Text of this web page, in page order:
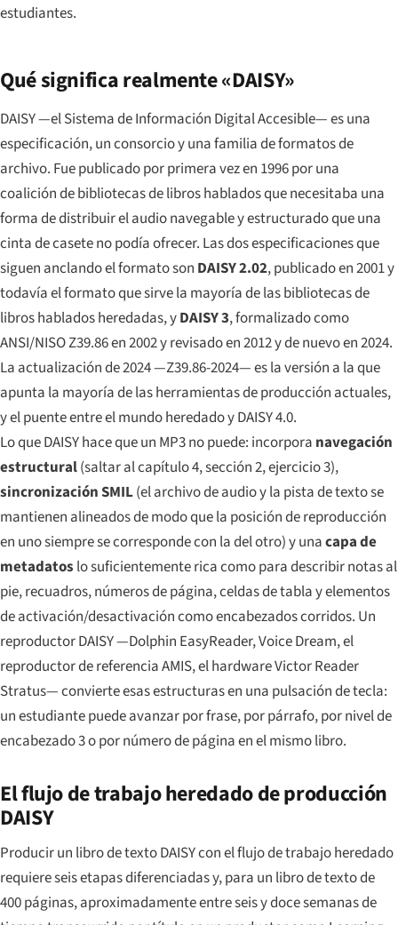
estudiantes.
Qué significa realmente «DAISY»
DAISY —el Sistema de Información Digital Accesible— es una
especificación, un consorcio y una familia de formatos de
archivo. Fue publicado por primera vez en 1996 por una
coalición de bibliotecas de libros hablados que necesitaba una
forma de distribuir el audio navegable y estructurado que una
cinta de casete no podía ofrecer. Las dos especificaciones que
siguen anclando el formato son DAISY 2.02, publicado en 2001 y
todavía el formato que sirve la mayoría de las bibliotecas de
libros hablados heredadas, yDAISY 3, formalizado como
ANSI/NISO Z39.86 en 2002 y revisado en 2012 y de nuevo en 2024.
La actualización de 2024 —Z39.86-2024— es la versión a la que
apunta la mayoría de las herramientas de producción actuales,
y el puente entre el mundo heredado y DAISY 4.0.
Lo que DAISY hace que un MP3 no puede: incorpora navegación
estructural(saltar al capítulo 4, sección 2, ejercicio 3),
sincronización SMIL(el archivo de audio y la pista de texto se
mantienen alineados de modo que la posición de reproducción
en uno siempre se corresponde con la del otro) y unacapa de
metadatos lo suficientemente rica como para describir notas al
pie, recuadros, números de página, celdas de tabla y elementos
de activación/desactivación como encabezados corridos. Un
reproductor DAISY —Dolphin EasyReader, Voice Dream, el
reproductor de referencia AMIS, el hardware Victor Reader
Stratus— convierte esas estructuras en una pulsación de tecla:
un estudiante puede avanzar por frase, por párrafo, por nivel de
encabezado 3 o por número de página en el mismo libro.
El flujo de trabajo heredado de producción
DAISY
Producir un libro de texto DAISY con el flujo de trabajo heredado
requiere seis etapas diferenciadas y, para un libro de texto de
400 páginas, aproximadamente entre seis y doce semanas de